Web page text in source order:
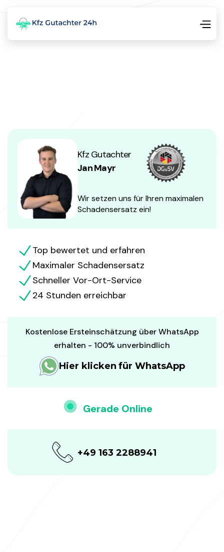
Kfz Gutachter
Jan Mayr
Wir setzen uns für Ihren maximalen
Schadensersatz ein!
Top bewertet und erfahren
Maximaler Schadensersatz
Schneller Vor-Ort-Service
24 Stunden erreichbar
Kostenlose Ersteinschätzung über WhatsApp
erhalten - 100% unverbindlich
Hier klicken für WhatsApp
Gerade Online
+49 163 2288941